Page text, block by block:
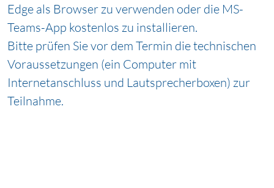
Edge als Browser zu verwenden oder die MS-
Teams-App kostenlos zu installieren.
Bitte prüfen Sie vor dem Termin die technischen
Voraussetzungen (ein Computer mit
Internetanschluss und Lautsprecherboxen) zur
Teilnahme.